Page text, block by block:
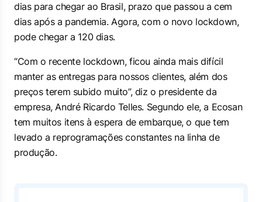
dias para chegar ao Brasil, prazo que passou a cem
dias após a pandemia. Agora, com o novo lockdown,
pode chegar a 120 dias.
“Com o recente lockdown, ficou ainda mais difícil
manter as entregas para nossos clientes, além dos
preços terem subido muito”, diz o presidente da
empresa, André Ricardo Telles. Segundo ele, a Ecosan
tem muitos itens à espera de embarque, o que tem
levado a reprogramações constantes na linha de
produção.